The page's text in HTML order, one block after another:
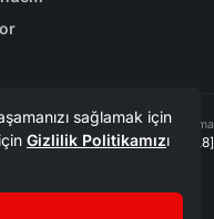
Tema
Mevzu² [v1.3.8]
sağlamak için
Gizlilik Politikamızı